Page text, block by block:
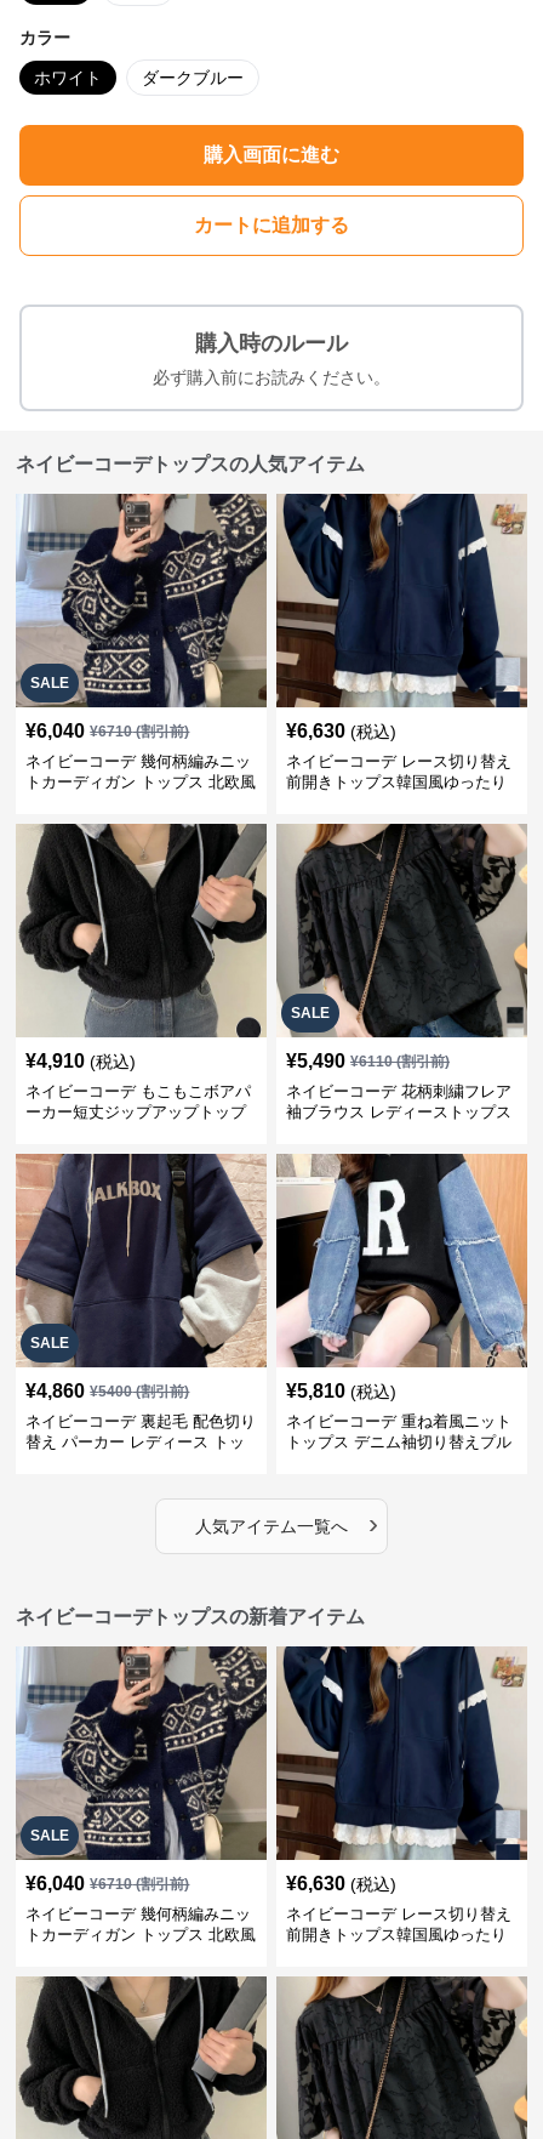
カラー
ホワイト ダークブルー
購入画面に進む
カートに追加する
購入時のルール
必ず購入前にお読みください。
ネイビーコーデトップスの人気アイテム
SALE
¥6,040 ¥6710(割引前)
ネイビーコーデ 幾何柄編みニッ
トカーディガン トップス 北欧風
¥6,630 (税込)
ネイビーコーデ レース切り替え
前開きトップス韓国風ゆったり
¥4,910 (税込)
ネイビーコーデ もこもこボアパ
ーカー短丈ジップアップトップ
SALE
¥5,490 ¥6110(割引前)
ネイビーコーデ 花柄刺繍フレア
袖ブラウス レディーストップス
SALE
¥4,860 ¥5400(割引前)
ネイビーコーデ 裏起毛 配色切り
替え パーカー レディース トッ
¥5,810 (税込)
ネイビーコーデ 重ね着風ニット
トップス デニム袖切り替えプル
人気アイテム一覧へ ›
ネイビーコーデトップスの新着アイテム
SALE
¥6,040 ¥6710(割引前)
ネイビーコーデ 幾何柄編みニッ
トカーディガン トップス 北欧風
¥6,630 (税込)
ネイビーコーデ レース切り替え
前開きトップス韓国風ゆったり